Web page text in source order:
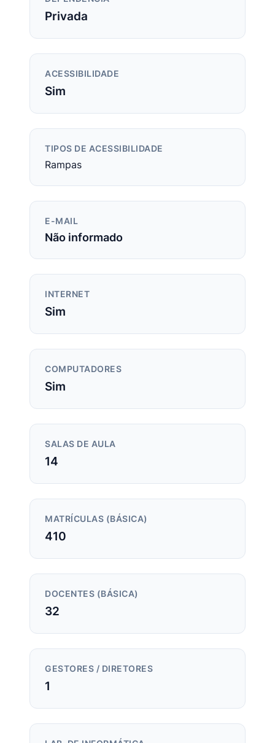
Privada
ACESSIBILIDADE
Sim
TIPOS DE ACESSIBILIDADE
Rampas
E-MAIL
Não informado
INTERNET
Sim
COMPUTADORES
Sim
SALAS DE AULA
14
MATRÍCULAS (BÁSICA)
410
DOCENTES (BÁSICA)
32
GESTORES / DIRETORES
1